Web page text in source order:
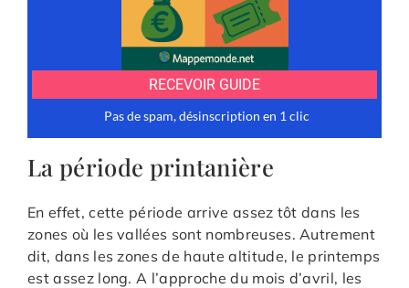
La période printanière
En effet, cette période arrive assez tôt dans les
zones où les vallées sont nombreuses. Autrement
dit, dans les zones de haute altitude, le printemps
est assez long. A l’approche du mois d’avril, les